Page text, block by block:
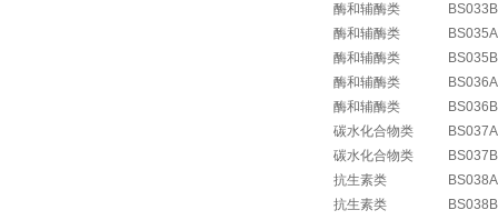
酶和辅酶类
BS033B
酶和辅酶类
BS035A
酶和辅酶类
BS035B
酶和辅酶类
BS036A
酶和辅酶类
BS036B
碳水化合物类
BS037A
碳水化合物类
BS037B
抗生素类
BS038A
抗生素类
BS038B